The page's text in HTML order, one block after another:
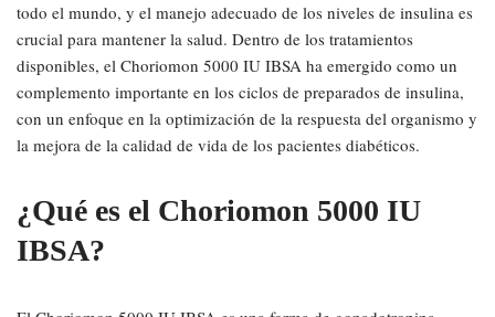
todo el mundo, y el manejo adecuado de los niveles de insulina es
crucial para mantener la salud. Dentro de los tratamientos
disponibles, el Choriomon 5000 IU IBSA ha emergido como un
complemento importante en los ciclos de preparados de insulina,
con un enfoque en la optimización de la respuesta del organismo y
la mejora de la calidad de vida de los pacientes diabéticos.
¿Qué es el Choriomon 5000 IU
IBSA?